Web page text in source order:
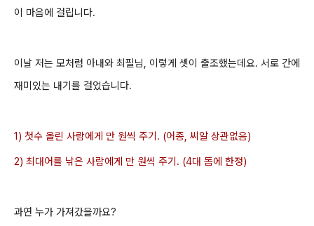
이 마음에 걸립니다.
이날 저는 모처럼 아내와 최필님, 이렇게 셋이 출조했는데요. 서로 간에
재미있는 내기를 걸었습니다.
1) 첫수 올린 사람에게 만 원씩 주기. (어종, 씨알 상관없음)
2) 최대어를 낚은 사람에게 만 원씩 주기. (4대 돔에 한정)
과연 누가 가져갔을까요?